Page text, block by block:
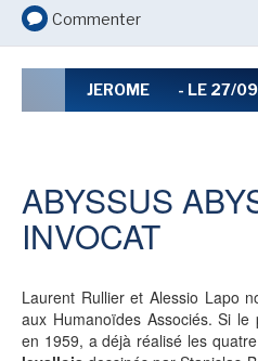
BD
LIVRE
Commenter
JEROME - LE 27/
ABYSSUS
INVOCAT
Laurent Rullier et Alessio Lapo
aux Humanoïdes Associés. Si
en 1959, a déjà réalisé les